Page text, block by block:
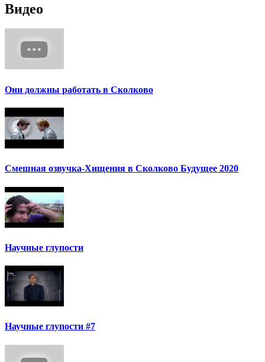
Видео
Они должны работать в Сколково
Смешная озвучка-Хищения в Сколково Будущее 2020
Научные глупости
Научные глупости #7